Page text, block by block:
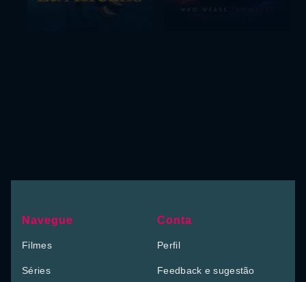
Navegue
Filmes
Séries
Conta
Perfil
Feedback e sugestão